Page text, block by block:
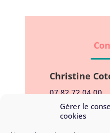
Gérer le
cookies
Christine
07 82 72 04 00